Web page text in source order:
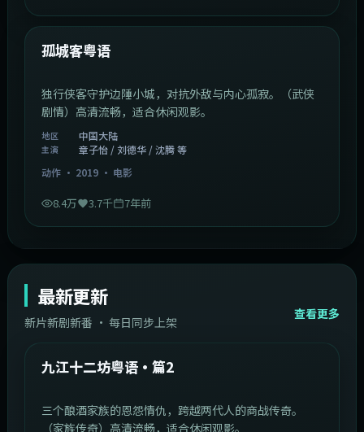
热门
孤城客粤语
独行侠客守护边陲小城，对抗外敌与内心孤寂。（武侠
剧情）高清流畅，适合休闲观影。
地区 中国大陆
主演
章子怡 / 刘德华 / 沈腾 等
动作· 2019· 电影
8.4万 3.7千 7年前
最新更新
新片新剧新番 · 每日同步上架
查看更多
最新
中国大陆 1:20:26
九江十二坊粤语·篇2
三个酿酒家族的恩怨情仇，跨越两代人的商战传奇。
（家族传奇）高清流畅，适合休闲观影。